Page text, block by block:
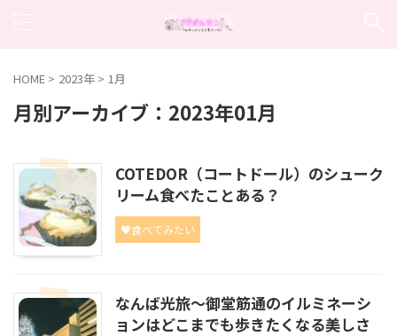
HOME > 2023年 > 1月
月別アーカイブ：2023年01月
COTEDOR（コートドール）のシューク
リーム食べたことある？
♥食べてみたい
なんば光旅〜御堂筋通のイルミネーシ
ョンはどこまでも歩きたくなる美しさ